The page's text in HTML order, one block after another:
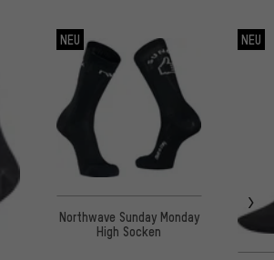
NEU
Northwave Sunday Monday
High Socken
NEU